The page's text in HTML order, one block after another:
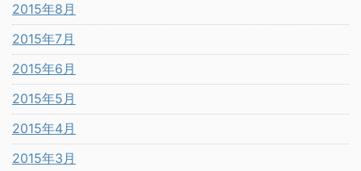
2015年8月
2015年7月
2015年6月
2015年5月
2015年4月
2015年3月